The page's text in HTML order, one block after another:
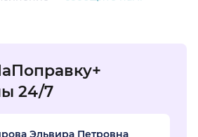
24/7